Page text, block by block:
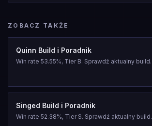
ZOBACZ TAKŻE
Quinn Build i Poradnik
Win rate 53.55%, Tier B. Sprawdź aktualny build.
Singed Build i Poradnik
Win rate 52.38%, Tier S. Sprawdź aktualny build.